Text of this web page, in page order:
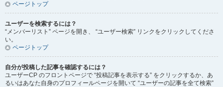
ページトップ
ユーザーを検索するには？
“メンバーリスト” ページを開き、 “ユーザー検索” リンクをクリックしてくださ
い。
ページトップ
自分が投稿した記事を確認するには？
ユーザーCP のフロントページで “投稿記事を表示する” をクリックするか、あ
るいはあなた自身のプロフィールページを開いて “ユーザーの記事を全て検索”